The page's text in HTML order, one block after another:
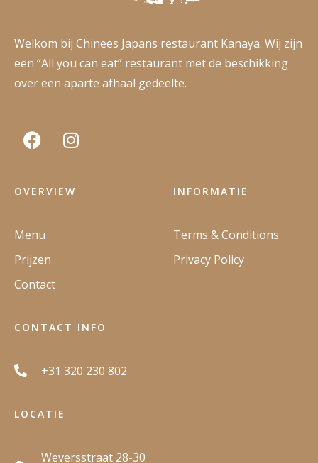
Welkom bij Chinees Japans restaurant Kanaya. Wij zijn
een “All you can eat” restaurant met de beschikking
over een aparte afhaal gedeelte.
OVERVIEW
Menu
Prijzen
Contact
INFORMATIE
Terms & Conditions
Privacy Policy
CONTACT INFO
+31 320 230 802
LOCATIE
Weversstraat 28-30